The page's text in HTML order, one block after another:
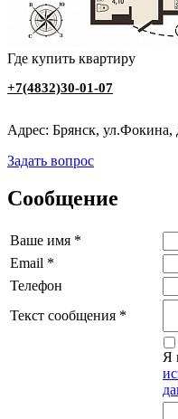
Где купить квартиру
+7(4832)30-01-07
Адрес: Брянск, ул.Фокина,
Задать вопрос
Сообщение
Ваше имя *
Email *
Телефон
Текст сообщения *
Я